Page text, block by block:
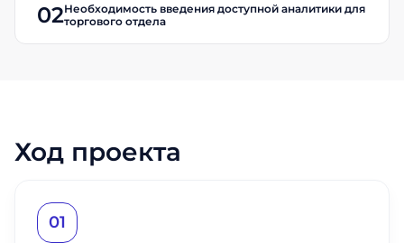
02Необходимость введения доступной аналитики для
торгового отдела
Ход проекта
01